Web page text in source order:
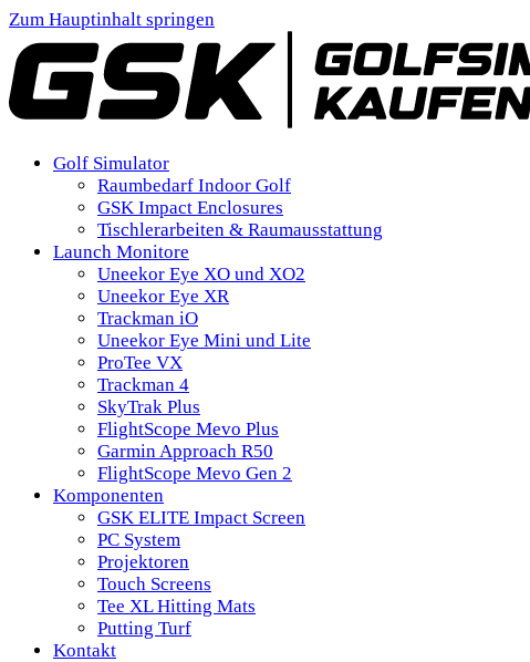
Zum Hauptinhalt springen
Golf Simulator
Raumbedarf Indoor Golf
GSK Impact Enclosures
Tischlerarbeiten & Raumausstattung
Launch Monitore
Uneekor Eye XO und XO2
Uneekor Eye XR
Trackman iO
Uneekor Eye Mini und Lite
ProTee VX
Trackman 4
SkyTrak Plus
FlightScope Mevo Plus
Garmin Approach R50
FlightScope Mevo Gen 2
Komponenten
GSK ELITE Impact Screen
PC System
Projektoren
Touch Screens
Tee XL Hitting Mats
Putting Turf
Kontakt